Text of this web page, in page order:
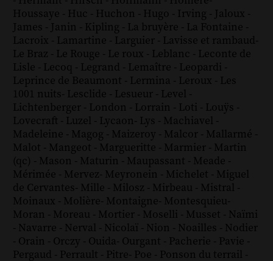
Houssaye - Huc - Huchon - Hugo - Irving - Jaloux -
James - Janin - Kipling - La bruyère - La Fontaine -
Lacroix - Lamartine - Larguier - Lavisse et rambaud-
Le Braz - Le Rouge - Le roux - Leblanc - Leconte de
Lisle - Lecoq - Legrand - Lemaître - Leopardi -
Leprince de Beaumont - Lermina - Leroux - Les
1001 nuits- Lesclide - Lesueur - Level -
Lichtenberger - London - Lorrain - Loti - Louÿs -
Lovecraft - Luzel - Lycaon- Lys - Machiavel -
Madeleine - Magog - Maizeroy - Malcor - Mallarmé -
Malot - Mangeot - Margueritte - Marmier - Martin
(qc) - Mason - Maturin - Maupassant - Meade -
Mérimée - Mervez- Meyronein - Michelet - Miguel
de Cervantes- Mille - Milosz - Mirbeau - Mistral -
Moinaux - Molière- Montaigne- Montesquieu-
Moran - Moreau - Mortier - Moselli - Musset - Naïmi
- Navarre - Nerval - Nicolaï - Nion - Noailles - Nodier
- Orain - Orczy - Ouida- Ourgant - Pacherie - Pavie -
Pergaud - Perrault - Pitre- Poe - Ponson du terrail -